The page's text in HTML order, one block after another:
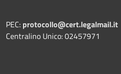
PEC: protocollo@cert.legalmail.it
Centralino Unico: 02457971